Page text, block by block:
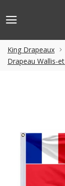
King Drapeaux
Drapeau Wallis-